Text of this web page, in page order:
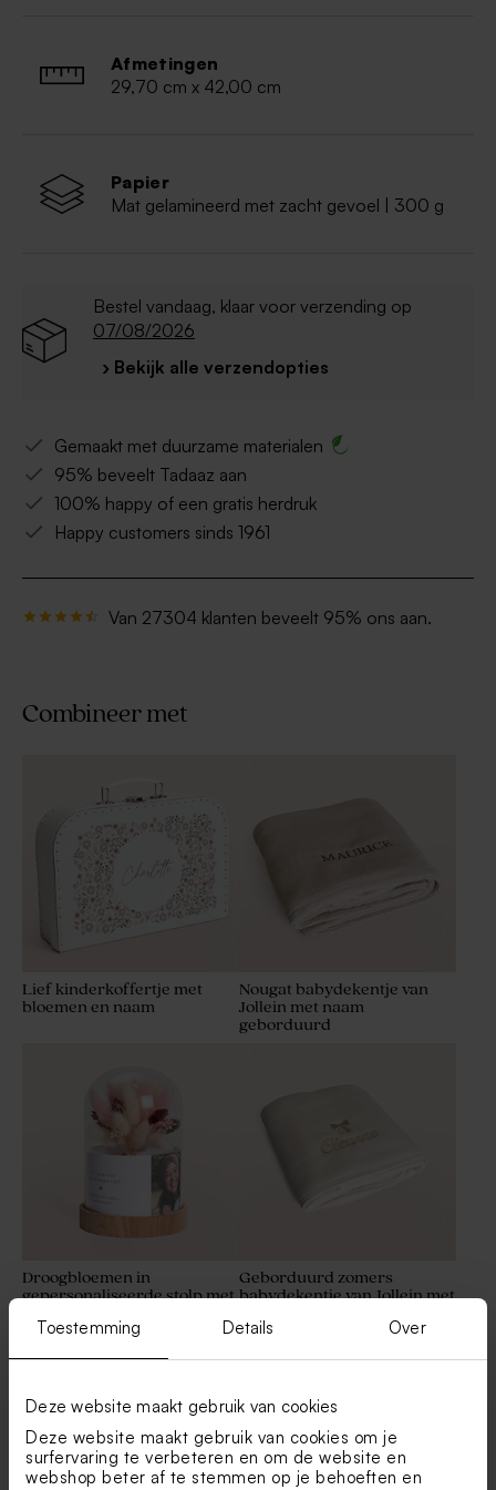
Toestemming Details Over
Deze website maakt gebruik van cookies
Deze website maakt gebruik van cookies om je
surfervaring te verbeteren en om de website en
webshop beter af te stemmen op je behoeften en
Afmetingen
29,70 cm x 42,00 cm
Papier
Mat gelamineerd met zacht gevoel | 300 g
Bestel vandaag, klaar voor verzending op
07/08/2026
› Bekijk alle verzendopties
Gemaakt met duurzame materialen
95% beveelt Tadaaz aan
100% happy of een gratis herdruk
Happy customers sinds 1961
Van 27304 klanten beveelt 95% ons aan.
Combineer met
Lief kinderkoffertje met
bloemen en naam
Nougat babydekentje van
Jollein met naam
geborduurd
Droogbloemen in
gepersonaliseerde stolp met
Geborduurd zomers
babydekentje van Jollein met